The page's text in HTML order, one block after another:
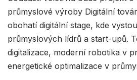
průmyslové výroby Digitální
obohatí digitální stage, kde
průmyslových lídrů a start-upů.
digitalizace, moderní robotika v
energetické optimalizace v